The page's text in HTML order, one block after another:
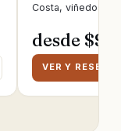
Costa, viñedos,
desde $95
VER Y